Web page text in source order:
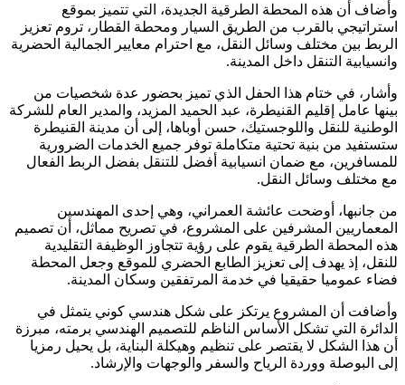
وأضاف أن هذه المحطة الطرقية الجديدة، التي تتميز بموقع
استراتيجي بالقرب من الطريق السيار ومحطة القطار، تروم تعزيز
الربط بين مختلف وسائل النقل، مع احترام معايير الجمالية الحضرية
وانسيابية التنقل داخل المدينة.
وأشار، في ختام هذا الحفل الذي تميز بحضور عدة شخصيات من
بينها عامل إقليم القنيطرة، عبد الحميد المزيد، والمدير العام للشركة
الوطنية للنقل واللوجستيك، حسن أوباها، إلى أن مدينة القنيطرة
ستستفيد من بنية تحتية متكاملة توفر جميع الخدمات الضرورية
للمسافرين، مع ضمان انسيابية أفضل للتنقل بفضل الربط الفعال
مع مختلف وسائل النقل.
من جانبها، أوضحت عائشة العمراني، وهي إحدى المهندسين
المعماريين المشرفين على المشروع، في تصريح مماثل، أن تصميم
هذه المحطة الطرقية يقوم على رؤية تتجاوز الوظيفة التقليدية
للنقل، إذ يهدف إلى تعزيز الطابع الحضري للموقع وجعل المحطة
فضاء عموميا حقيقيا في خدمة المرتفقين وسكان المدينة.
وأضافت أن المشروع يرتكز على شكل هندسي كوني يتمثل في
الدائرة التي تشكل الأساس الناظم للتصميم الهندسي برمته، مبرزة
أن هذا الشكل لا يقتصر على تنظيم وهيكلة البناية، بل يحيل رمزيا
إلى البوصلة ووردة الرياح والسفر والوجهات والإرشاد.